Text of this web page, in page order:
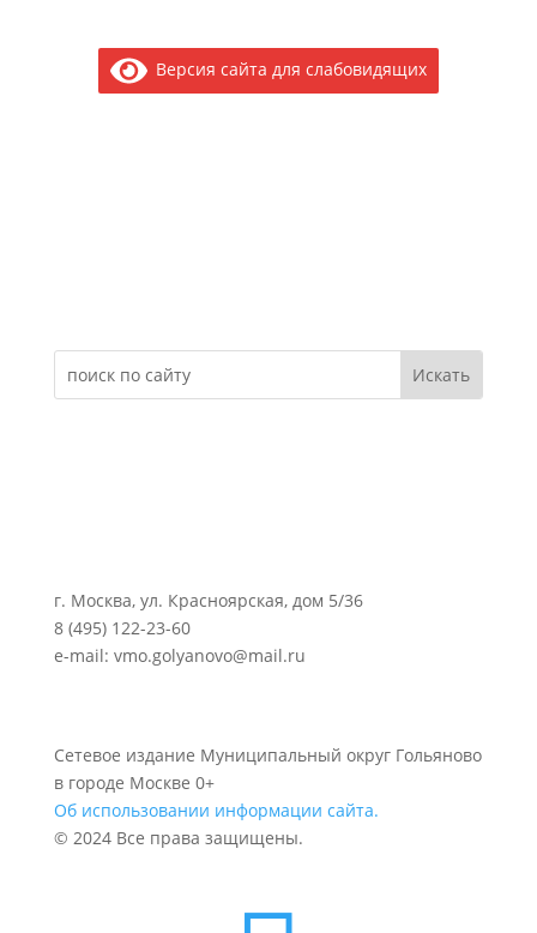
Версия сайта для слабовидящих
г. Москва, ул. Красноярская, дом 5/36
8 (495) 122-23-60
e-mail: vmo.golyanovo@mail.ru
Сетевое издание Муниципальный округ Гольяново
в городе Москве 0+
Об использовании информации сайта.
© 2024 Все права защищены.